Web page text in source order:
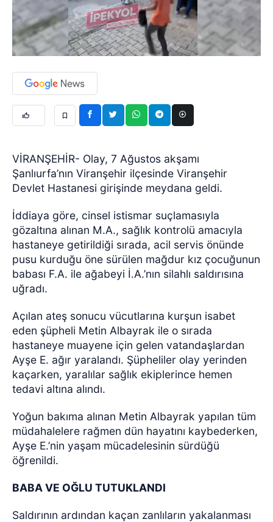
VİRANŞEHİR- Olay, 7 Ağustos akşamı
Şanlıurfa’nın Viranşehir ilçesinde Viranşehir
Devlet Hastanesi girişinde meydana geldi.
İddiaya göre, cinsel istismar suçlamasıyla
gözaltına alınan M.A., sağlık kontrolü amacıyla
hastaneye getirildiği sırada, acil servis önünde
pusu kurduğu öne sürülen mağdur kız çocuğunun
babası F.A. ile ağabeyi İ.A.’nın silahlı saldırısına
uğradı.
Açılan ateş sonucu vücutlarına kurşun isabet
eden şüpheli Metin Albayrak ile o sırada
hastaneye muayene için gelen vatandaşlardan
Ayşe E. ağır yaralandı. Şüpheliler olay yerinden
kaçarken, yaralılar sağlık ekiplerince hemen
tedavi altına alındı.
Yoğun bakıma alınan Metin Albayrak yapılan tüm
müdahalelere rağmen dün hayatını kaybederken,
Ayşe E.’nin yaşam mücadelesinin sürdüğü
öğrenildi.
BABA VE OĞLU TUTUKLANDI
Saldırının ardından kaçan zanlıların yakalanması